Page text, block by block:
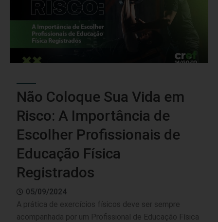
Não Coloque Sua Vida em
Risco: A Importância de
Escolher Profissionais de
Educação Física
Registrados
05/09/2024
A prática de exercícios físicos deve ser sempre
acompanhada por um Profissional de Educação Física